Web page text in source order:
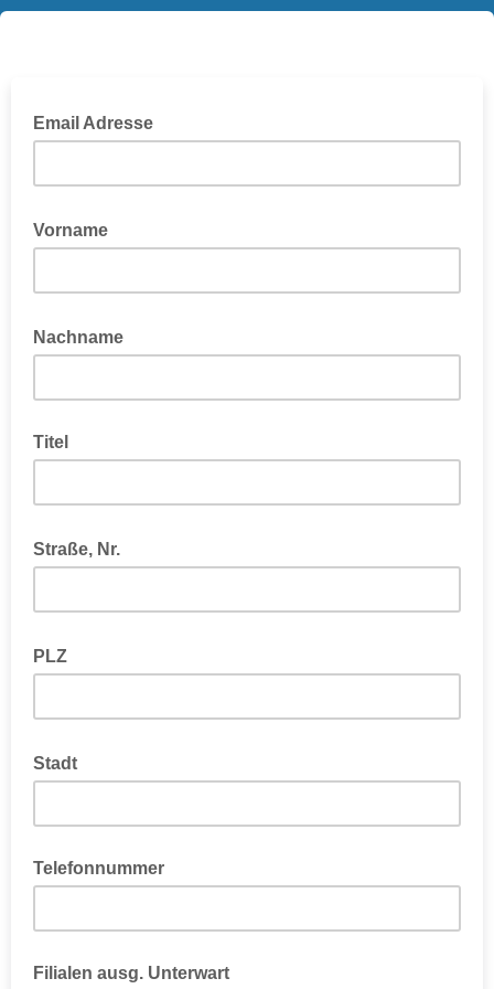
Email Adresse
Vorname
Nachname
Titel
Straße, Nr.
PLZ
Stadt
Telefonnummer
Filialen ausg. Unterwart